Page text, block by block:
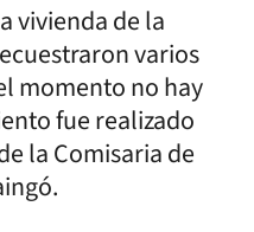
vivienda de la
varios
momento no hay
fue realizado
la Comisaria de